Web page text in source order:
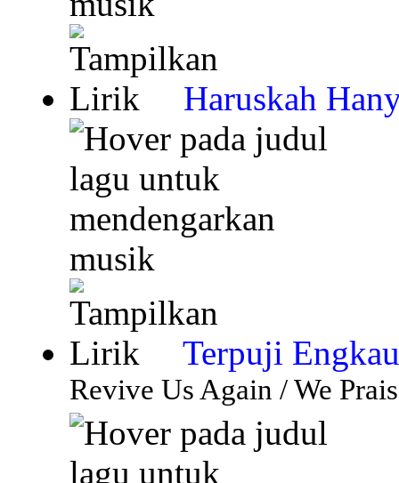
Haruskah
Terpuji
Revive Us Again / We